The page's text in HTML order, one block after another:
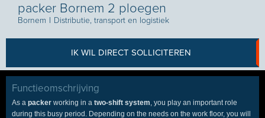
packer Bornem 2 ploegen
Bornem I Distributie, transport en logistiek
IK WIL DIRECT SOLLICITEREN
Functieomschrijving
As a packer working in a two-shift system, you play an important role
during this busy period. Depending on the needs on the work floor, you will